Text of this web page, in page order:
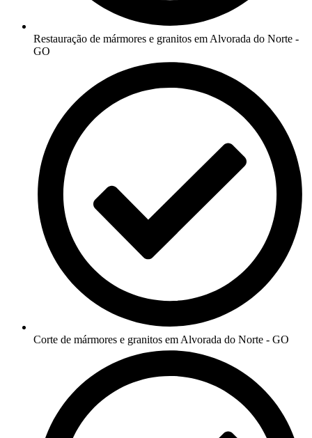
Restauração de mármores e granitos em Alvorada do Norte -
GO
Corte de mármores e granitos em Alvorada do Norte - GO